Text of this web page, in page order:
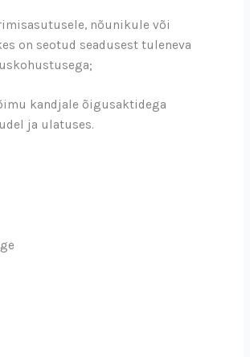
nõunikule või
on seotud seadusest tuleneva
kandjale õigusaktidega
ja ulatuses.